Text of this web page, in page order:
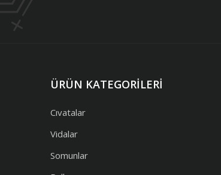
ÜRÜN KATEGORILERI
Cıvatalar
Vidalar
Somunlar